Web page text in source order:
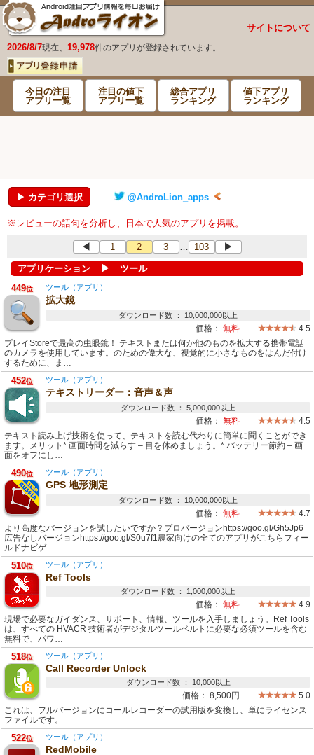
サイトについて
2026/8/7現在、 19,978件のアプリが登録されています。
今日の注目
アプリ一覧
注目の値下
アプリ一覧
総合アプリ
ランキング
値下アプリ
ランキング
▶ カテゴリ選択 @AndroLion_apps
※レビューの語句を分析し、日本で人気のアプリを掲載。
◀ 1 2 3 … 103 ▶
アプリケーション ▶ ツール
449位 ツール（アプリ）
拡大鏡
ダウンロード数 ： 10,000,000以上
価格： 無料
4.5
プレイStoreで最高の虫眼鏡！ テキストまたは何か他のものを拡大する携帯電話
のカメラを使用しています。のための偉大な、視覚的に小さなものをはんだ付け
するために、ま…
452位 ツール（アプリ）
テキストリーダー：音声＆声
ダウンロード数 ： 5,000,000以上
価格： 無料
4.5
テキスト読み上げ技術を使って、テキストを読む代わりに簡単に聞くことができ
ます。メリット* 画面時間を減らす – 目を休めましょう。* バッテリー節約 – 画
面をオフにし…
490位 ツール（アプリ）
GPS 地形測定
ダウンロード数 ： 10,000,000以上
価格： 無料
4.7
より高度なバージョンを試したいですか？プロバージョンhttps://goo.gl/Gh5Jp6
広告なしバージョンhttps://goo.gl/S0u7f1農家向けの全てのアプリがこちらフィー
ルドナビゲ…
510位 ツール（アプリ）
Ref Tools
ダウンロード数 ： 1,000,000以上
価格： 無料
4.9
現場で必要なガイダンス、サポート、情報、ツールを入手しましょう。Ref Tools
は、すべての HVACR 技術者がデジタルツールベルトに必要な必須ツールを含む
無料で、パワ…
518位 ツール（アプリ）
Call Recorder Unlock
ダウンロード数 ： 10,000以上
価格： 8,500円
5.0
これは、フルバージョンにコールレコーダーの試用版を変換し、単にライセンス
ファイルです。
522位 ツール（アプリ）
RedMobile